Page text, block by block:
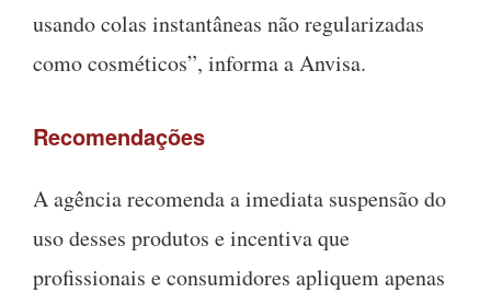
usando colas instantâneas não regularizadas
como cosméticos”, informa a Anvisa.
Recomendações
A agência recomenda a imediata suspensão do
uso desses produtos e incentiva que
profissionais e consumidores apliquem apenas